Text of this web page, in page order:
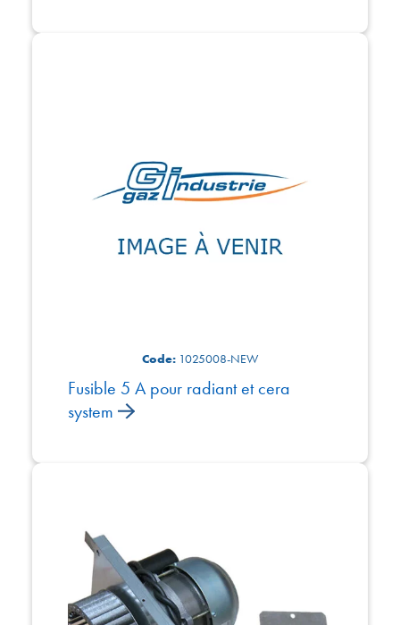
Code: 1025008-NEW
Fusible 5 A pour radiant et cera
system